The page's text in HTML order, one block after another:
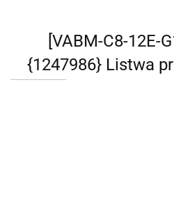
[VABM-C8-12E-
{1247986} Listwa